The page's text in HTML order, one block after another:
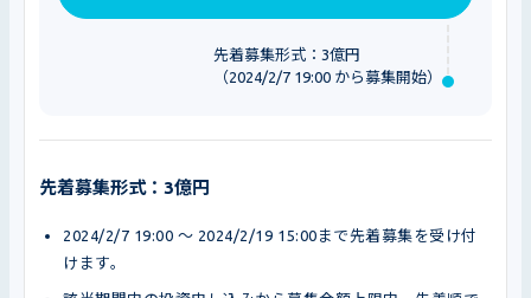
先着募集形式：3億円
（2024/2/7 19:00 から募集開始）
先着募集形式：3億円
2024/2/7 19:00 〜 2024/2/19 15:00まで先着募集を受け付
けます。